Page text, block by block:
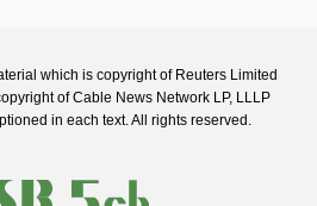
which is copyright of Reuters Limited
of Cable News Network LP, LLLP
in each text. All rights reserved.